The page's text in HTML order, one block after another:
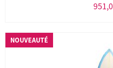
NOUVEAUTÉ